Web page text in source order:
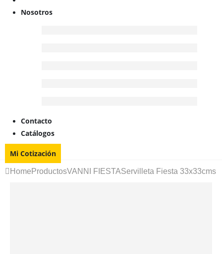
Nosotros
Contacto
Catálogos
Mi Cotización
Home ProductosVANNI FIESTAServilleta Fiesta 33x33cms